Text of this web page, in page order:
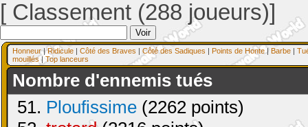
[ Classement (288 joueurs)]
Honneur|Ridicule | Côté des Braves | Côté des Sadiques | Points de Honte| Barbe |
mouillés| Top lanceurs
Nombre d'ennemis tués
51. Ploufissime (2262 points)